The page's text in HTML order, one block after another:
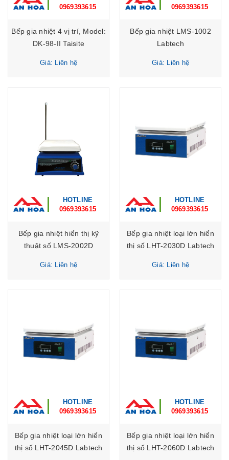
0969393615
Bếp gia nhiệt 4 vị trí, Model:
DK-98-II Taisite
Giá: Liên hệ
0969393615
Bếp gia nhiệt LMS-1002
Labtech
Giá: Liên hệ
HOTLINE
0969393615
Bếp gia nhiệt hiển thị kỹ
thuật số LMS-2002D
Giá: Liên hệ
HOTLINE
0969393615
Bếp gia nhiệt loại lớn hiển
thị số LHT-2030D Labtech
Giá: Liên hệ
HOTLINE
0969393615
Bếp gia nhiệt loại lớn hiển
thị số LHT-2045D Labtech
HOTLINE
0969393615
Bếp gia nhiệt loại lớn hiển
thị số LHT-2060D Labtech